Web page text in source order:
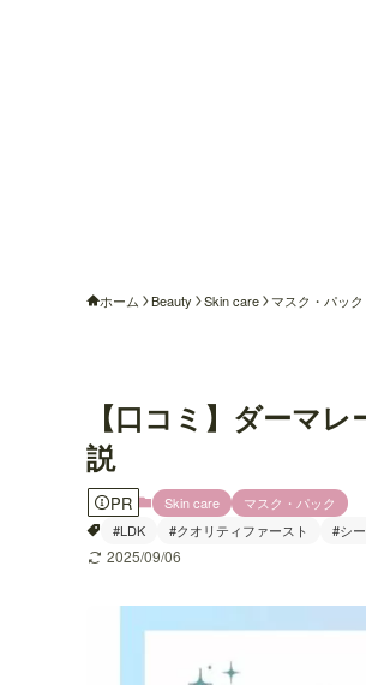
ホーム Beauty Skin care マスク・パック
【口コミ】ダーマ
説
PR Skin care
マスク・パック
#LDK
#クオリティファースト #シ
2025/09/06